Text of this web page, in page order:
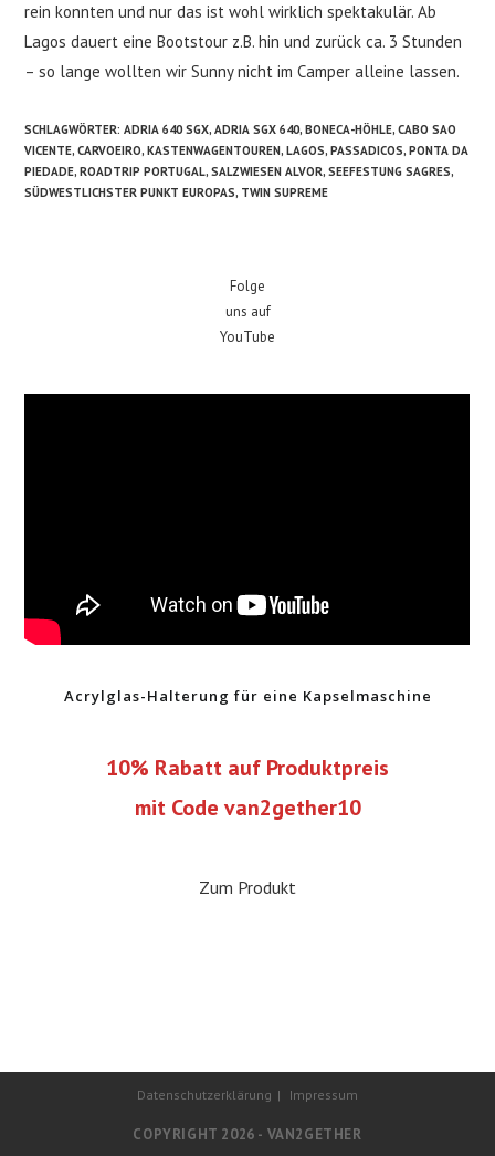
rein konnten und nur das ist wohl wirklich spektakulär. Ab
Lagos dauert eine Bootstour z.B. hin und zurück ca. 3 Stunden
– so lange wollten wir Sunny nicht im Camper alleine lassen.
SCHLAGWÖRTER:ADRIA 640 SGX, ADRIA SGX 640, BONECA-HÖHLE, CABO SAO
VICENTE, CARVOEIRO, KASTENWAGENTOUREN, LAGOS, PASSADICOS, PONTA DA
PIEDADE, ROADTRIP PORTUGAL, SALZWIESEN ALVOR, SEEFESTUNG SAGRES,
SÜDWESTLICHSTER PUNKT EUROPAS, TWIN SUPREME
Folge
uns auf
YouTube
Acrylglas-Halterung für eine Kapselmaschine
10% Rabatt auf Produktpreis
mit Code van2gether10
Zum Produkt
Datenschutzerklärung Impressum
COPYRIGHT 2026 - VAN2GETHER